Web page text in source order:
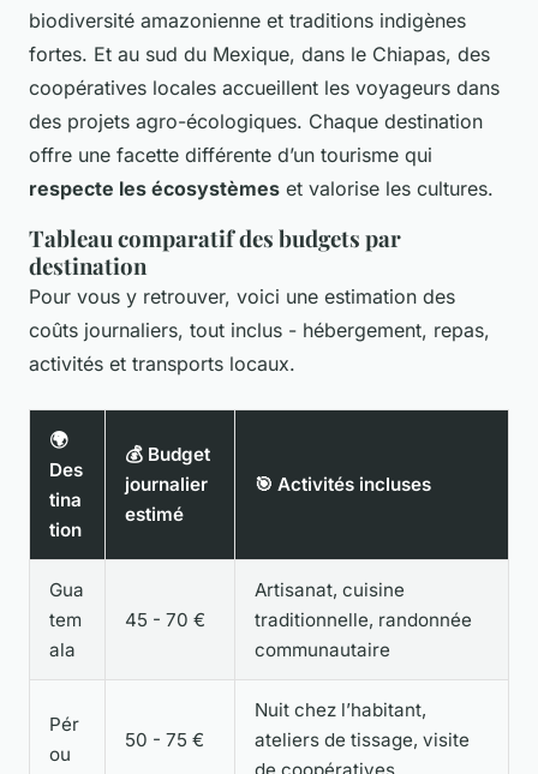
biodiversité amazonienne et traditions indigènes
fortes. Et au sud du Mexique, dans le Chiapas, des
coopératives locales accueillent les voyageurs dans
des projets agro-écologiques. Chaque destination
offre une facette différente d’un tourisme qui
respecte les écosystèmes et valorise les cultures.
Tableau comparatif des budgets par
destination
Pour vous y retrouver, voici une estimation des
coûts journaliers, tout inclus - hébergement, repas,
activités et transports locaux.
🌍
Des
tina
tion
💰 Budget
journalier
estimé
🎯 Activités incluses
Gua
tem
ala
45 - 70 €
Artisanat, cuisine
traditionnelle, randonnée
communautaire
Pér
ou
50 - 75 €
Nuit chez l’habitant,
ateliers de tissage, visite
de coopératives